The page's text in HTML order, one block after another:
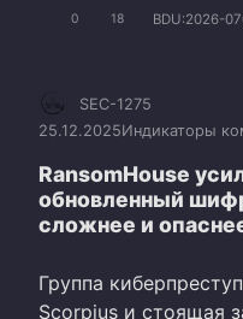
0 18 BDU:2026-
SEC-1275
25.12.2025Индикаторы
RansomHouse
обновленный
сложнее и
Группа
Scorpius и стоящая